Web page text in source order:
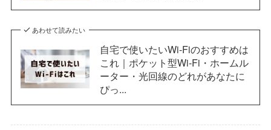
あわせて読みたい
自宅で使いたいWi-Fiのおすすめは
これ｜ポケット型Wi-Fi・ホームル
ーター・光回線のどれがあなたに
ぴっ...